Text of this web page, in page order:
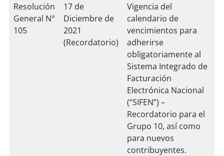
Resolución
General N°
105
17 de
Diciembre de
2021
(Recordatorio)
Vigencia del
calendario de
vencimientos para
adherirse
obligatoriamente al
Sistema Integrado de
Facturación
Electrónica Nacional
(“SIFEN”) –
Recordatorio para el
Grupo 10, así como
para nuevos
contribuyentes.